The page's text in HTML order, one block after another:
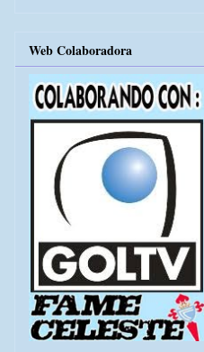
Web Colaboradora